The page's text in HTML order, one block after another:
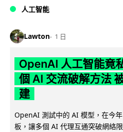
人工智能
Lawton 1 日
OpenAI 人工智能竟
個 AI 交流破解方法
建
OpenAI 測試中的 AI 模型，在今
板，讓多個 AI 代理互通突破網絡